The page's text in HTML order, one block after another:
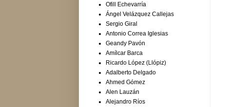
Ofill Echevarría
Ángel Velázquez Callejas
Sergio Giral
Antonio Correa Iglesias
Geandy Pavón
Amílcar Barca
Ricardo López (Llópiz)
Adalberto Delgado
Ahmed Gómez
Alen Lauzán
Alejandro Ríos